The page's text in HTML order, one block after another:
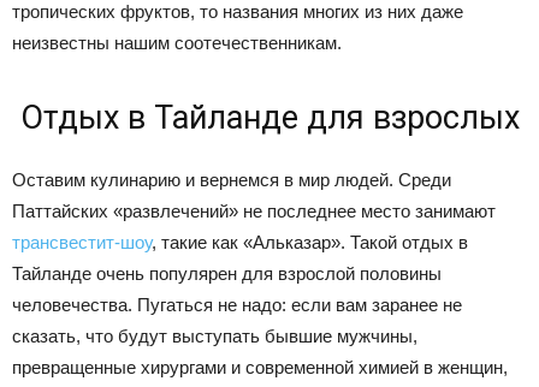
тропических фруктов, то названия многих из них даже
неизвестны нашим соотечественникам.
Отдых в Тайланде для взрослых
Оставим кулинарию и вернемся в мир людей. Среди
Паттайских «развлечений» не последнее место занимают
трансвестит-шоу, такие как «Альказар». Такой отдых в
Тайланде очень популярен для взрослой половины
человечества. Пугаться не надо: если вам заранее не
сказать, что будут выступать бывшие мужчины,
превращенные хирургами и современной химией в женщин,